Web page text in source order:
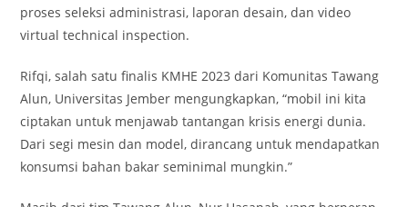
proses seleksi administrasi, laporan desain, dan video
virtual technical inspection.
Rifqi, salah satu finalis KMHE 2023 dari Komunitas Tawang
Alun, Universitas Jember mengungkapkan, “mobil ini kita
ciptakan untuk menjawab tantangan krisis energi dunia.
Dari segi mesin dan model, dirancang untuk mendapatkan
konsumsi bahan bakar seminimal mungkin.”